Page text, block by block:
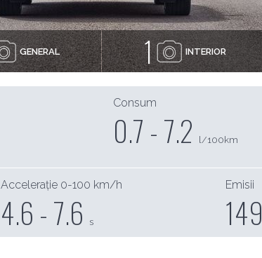
GENERAL 1 INTERIOR
Consum
0.7 - 7.2 l/100km
Accelerație 0-100 km/h
4.6 - 7.6 s
Emisii
149